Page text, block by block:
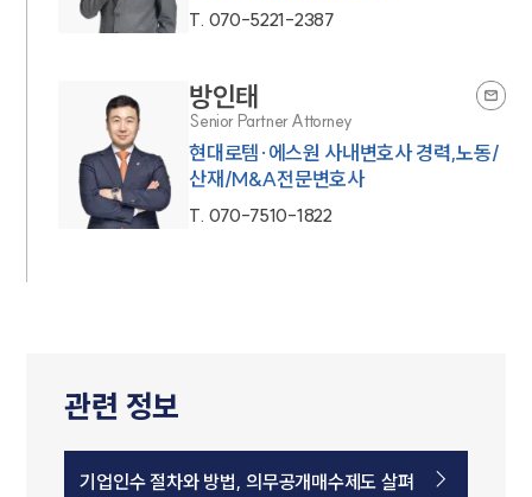
T. 070-5221-2387
방인태
Senior Partner Attorney
현대로템·에스원 사내변호사 경력,노동/
산재/M&A전문변호사
T. 070-7510-1822
관련 정보
기업인수 절차와 방법, 의무공개매수제도 살펴